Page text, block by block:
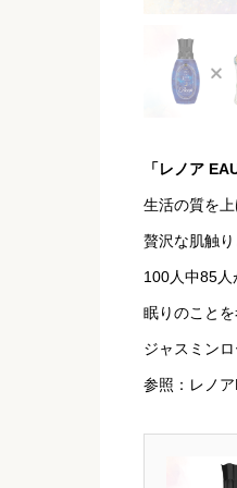
「レノア
生活の質を
贅沢な肌触
100人中85
眠りのこと
ジャスミン
参照： レノ